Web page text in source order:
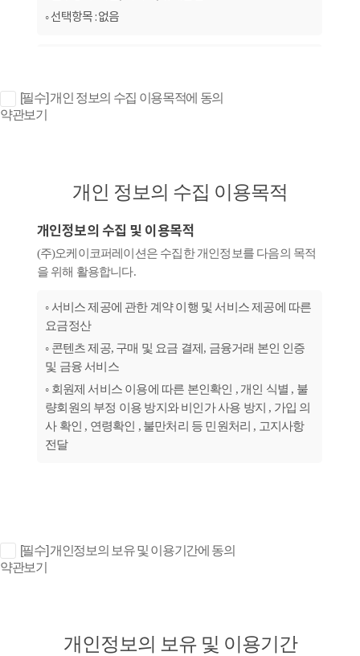
[필수] 개인 정보의 수집 이용목적에 동의
약관보기
개인 정보의 수집 이용목적
[필수] 개인정보의 보유 및 이용기간에 동의
약관보기
개인정보의 보유 및 이용기간